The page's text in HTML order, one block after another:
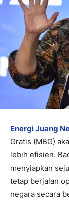
Energi Juang
Gratis (MBG)
lebih efisien.
menyiapkan
tetap berjalan
negara secara